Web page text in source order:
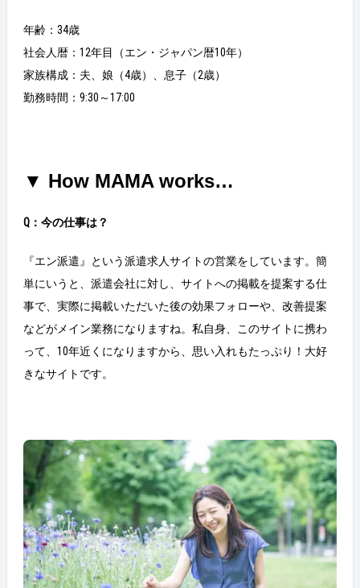
年齢：34歳
社会人暦：12年目（エン・ジャパン暦10年）
家族構成：夫、娘（4歳）、息子（2歳）
勤務時間：9:30～17:00
▼ How MAMA works…
Q：今の仕事は？
『エン派遣』という派遣求人サイトの営業をしています。簡
単にいうと、派遣会社に対し、サイトへの掲載を提案する仕
事で、実際に掲載いただいた後の効果フォローや、改善提案
などがメイン業務になりますね。私自身、このサイトに携わ
って、10年近くになりますから、思い入れもたっぷり！大好
きなサイトです。